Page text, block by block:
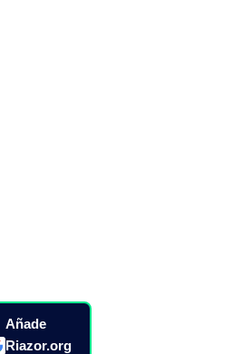
Añade
Riazor.org